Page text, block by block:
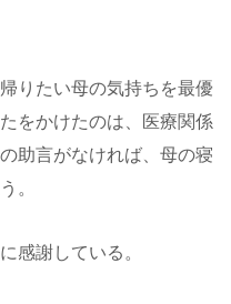
りたい母の気持ちを最優
をかけたのは、医療関係
助言がなければ、母の寝
。
感謝している。